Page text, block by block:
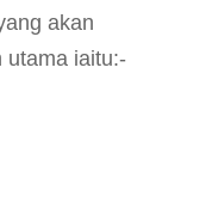
akan
utama iaitu:-